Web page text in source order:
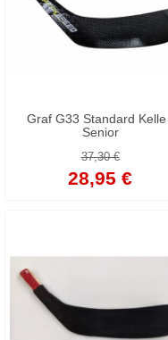
Graf G33 Standard Kelle -
Senior
37,30 €
28,95 €